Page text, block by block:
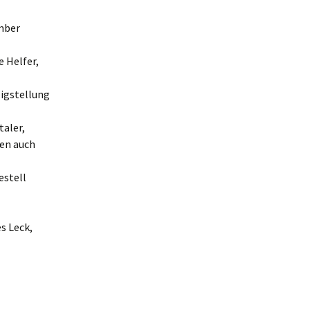
Helfer,
auch
Leck,